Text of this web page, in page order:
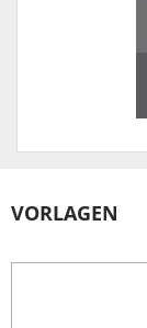
VORLAGEN